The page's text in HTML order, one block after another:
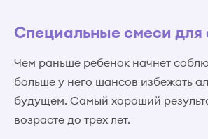
Специальные смеси для
Чем раньше ребенок начнет
больше у него шансов избежать
будущем. Самый хороший
возрасте до трех лет.